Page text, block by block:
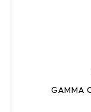
GAMMA